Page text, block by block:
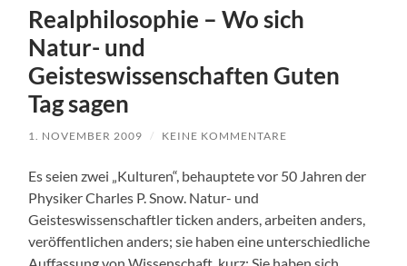
Realphilosophie – Wo sich
Natur- und
Geisteswissenschaften Guten
Tag sagen
1. NOVEMBER 2009 / KEINE KOMMENTARE
Es seien zwei „Kulturen“, behauptete vor 50 Jahren der
Physiker Charles P. Snow. Natur- und
Geisteswissenschaftler ticken anders, arbeiten anders,
veröffentlichen anders; sie haben eine unterschiedliche